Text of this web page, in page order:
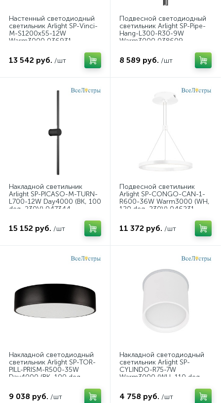
светодиодные светильники для ванной комнаты
светодиодные светильники ЭРА
серые подвесные светильники
Настенный светодиодный
светильник Arlight SP-Vinci-
M-S1200x55-12W
Warm3000 036931
13 542 руб. /шт
Подвесной светодиодный
светильник Arlight SP-Pipe-
Hang-L300-R30-9W
Warm3000 038609
8 589 руб. /шт
Накладной светильник
Arlight SP-PICASO-M-TURN-
L700-12W Day4000 (BK, 100
deg, 230V) 047344
15 152 руб. /шт
Подвесной светильник
Arlight SP-CONGO-CAN-1-
R600-36W Warm3000 (WH,
120 deg, 230V) 046231
11 372 руб. /шт
Накладной светодиодный
светильник Arlight SP-TOR-
PILL-PRISM-R500-35W
Day4000 (BK, 100 deg,
9 038 руб. /шт
Накладной светодиодный
светильник Arlight SP-
CYLINDO-R75-7W
Warm3000 (WH, 110 deg,
4 758 руб. /шт